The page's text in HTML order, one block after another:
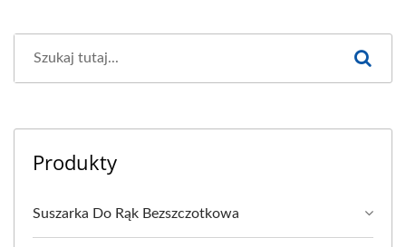
Produkty
Suszarka Do Rąk Bezszczotkowa